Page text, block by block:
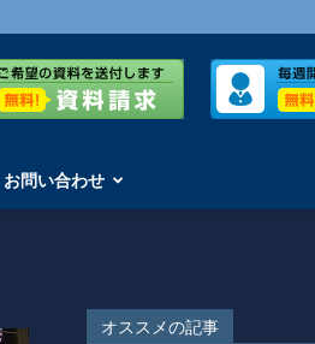
お問い合わせ
オススメの記事